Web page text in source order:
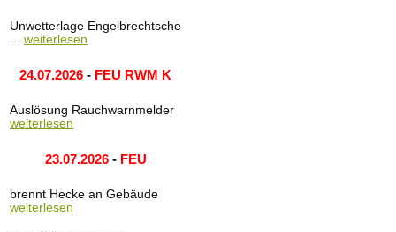
Unwetterlage Engelbrechtsche
... weiterlesen
24.07.2026 - FEU RWM K
Auslösung Rauchwarnmelder
weiterlesen
23.07.2026- FEU
brennt Hecke an Gebäude
weiterlesen